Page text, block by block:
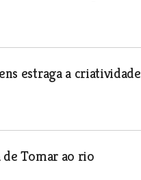
estraga a criatividade
de Tomar ao rio